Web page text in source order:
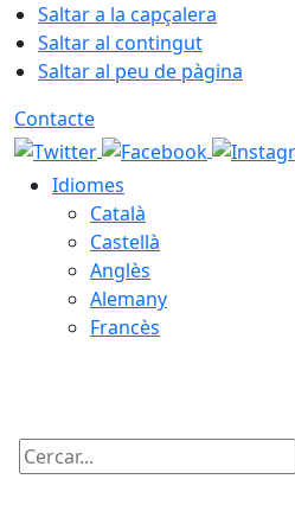
Saltar a la capçalera
Saltar al contingut
Saltar al peu de pàgina
Contacte
Idiomes
Català
Castellà
Anglès
Alemany
Francès
Cercar: